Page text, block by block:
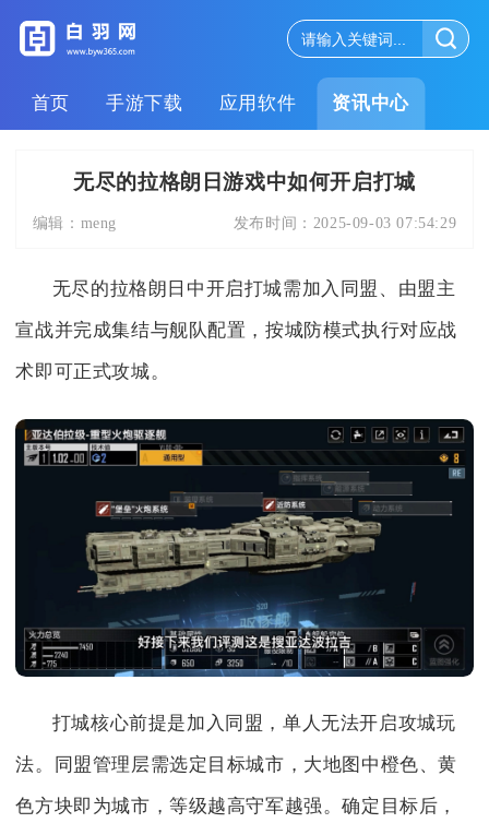
首页 手游下载 应用软件 资讯中心
无尽的拉格朗日游戏中如何开启打城
编辑： meng 发布时间： 2025-09-03 07:54:29
无尽的拉格朗日中开启打城需加入同盟、由盟主
宣战并完成集结与舰队配置，按城防模式执行对应战
术即可正式攻城。
打城核心前提是加入同盟，单人无法开启攻城玩
法。同盟管理层需选定目标城市，大地图中橙色、黄
色方块即为城市，等级越高守军越强。确定目标后，